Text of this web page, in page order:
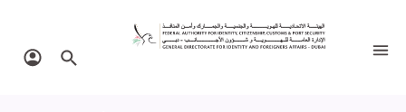
الإدارة العامة للإقامة وشؤون الأجانب بدُبيّ
تبديل التنقل البحث في